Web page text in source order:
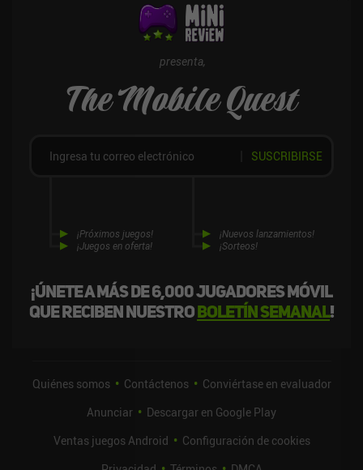
presenta,
The Mobile Quest
¡Únete a más de 6,000 jugadores móvil
que reciben nuestroboletín semanal!
¡Próximos juegos!
¡Juegos en oferta!
¡Nuevos lanzamientos!
¡Sorteos!
SUSCRIBIRSE
Quiénes somos Contáctenos
Conviértase en evaluador
Anunciar
Descargar en Google Play
Ventas juegos Android
Configuración de cookies